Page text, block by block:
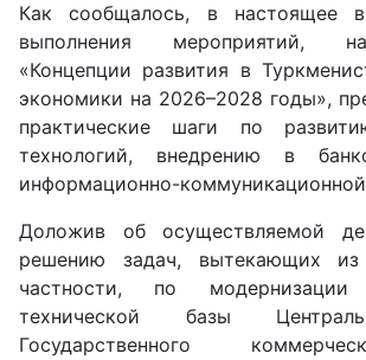
Как сообщалось, в настоящее
выполнения мероприятий,
«Концепции развития в
экономики на 2026–2028 годы»,
практические шаги по
технологий, внедрению в
информационно-
Доложив об осуществляемой
решению задач, вытекающих
частности, по модернизации
технической базы
Государственного